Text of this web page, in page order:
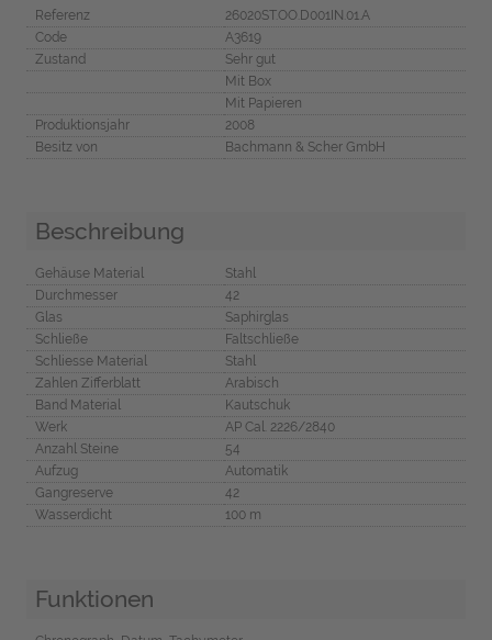
Referenz
26020ST.OO.D001IN.01.A
Code
A3619
Zustand
Sehr gut
Mit Box
Mit Papieren
Produktionsjahr
2008
Besitz von
Bachmann & Scher GmbH
Beschreibung
Gehäuse Material
Stahl
Durchmesser
42
Glas
Saphirglas
Schließe
Faltschließe
Schliesse Material
Stahl
Zahlen Zifferblatt
Arabisch
Band Material
Kautschuk
Werk
AP Cal. 2226/2840
Anzahl Steine
54
Aufzug
Automatik
Gangreserve
42
Wasserdicht
100 m
Funktionen